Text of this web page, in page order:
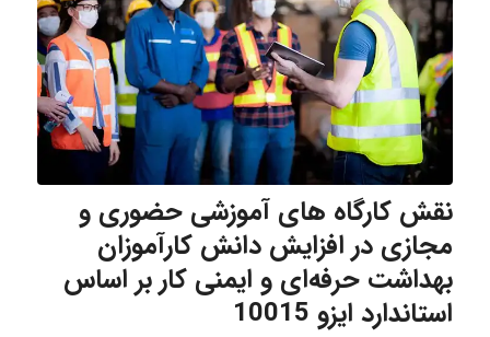
نقش کارگاه های آموزشی حضوری و
مجازی در افزایش دانش کارآموزان
بهداشت حرفه‌ای و ایمنی کار بر اساس
استاندارد ایزو 10015